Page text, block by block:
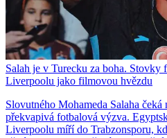
Salah je v Turecku za boha. Stovky
Liverpoolu jako filmovou hvězdu
Slovutného Mohameda Salaha
překvapivá fotbalová výzva.
Liverpoolu míří do Trabzonsporu,